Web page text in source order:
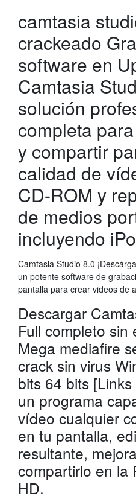
camtasia
crackeado
software en
Camtasia
solución
completa
y compartir
calidad de
CD-ROM y
de medios
incluyendo
Camtasia Studio 8.0
un potente software de
pantalla para crear videos de
Descargar
Full completo sin
Mega mediafire
crack sin virus
bits 64 bits
un programa
vídeo cualquier
en tu pantalla,
resultante,
compartirlo en la
HD.